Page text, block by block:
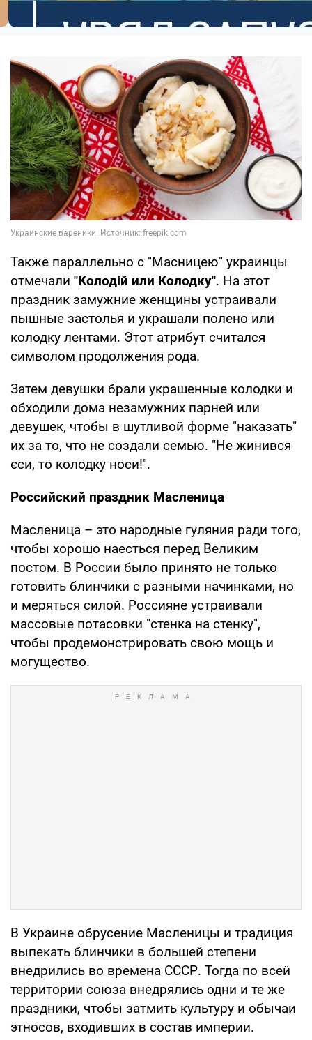
Также параллельно с "Масницею" украинцы
отмечали "Колодій или Колодку". На этот
праздник замужние женщины устраивали
пышные застолья и украшали полено или
колодку лентами. Этот атрибут считался
символом продолжения рода.
Затем девушки брали украшенные колодки и
обходили дома незамужних парней или
девушек, чтобы в шутливой форме "наказать"
их за то, что не создали семью. "Не жинився
єси, то колодку носи!".
Российский праздник Масленица
Масленица – это народные гуляния ради того,
чтобы хорошо наесться перед Великим
постом. В России было принято не только
готовить блинчики с разными начинками, но
и меряться силой. Россияне устраивали
массовые потасовки "стенка на стенку",
чтобы продемонстрировать свою мощь и
могущество.
В Украине обрусение Масленицы и традиция
выпекать блинчики в большей степени
внедрились во времена СССР. Тогда по всей
территории союза внедрялись одни и те же
праздники, чтобы затмить культуру и обычаи
этносов, входивших в состав империи.